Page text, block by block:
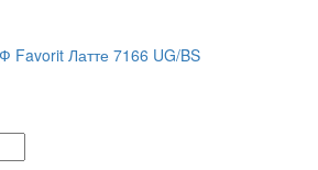
Favorit Латте 7166 UG/BS